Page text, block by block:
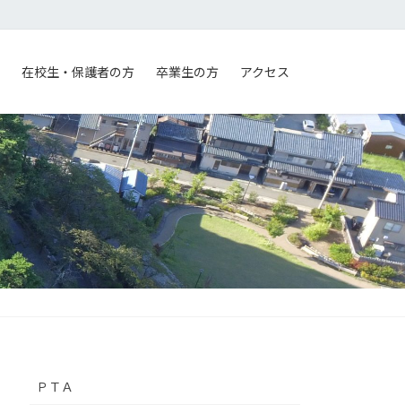
在校生・保護者の方 卒業生の方 アクセス
ＰＴＡ